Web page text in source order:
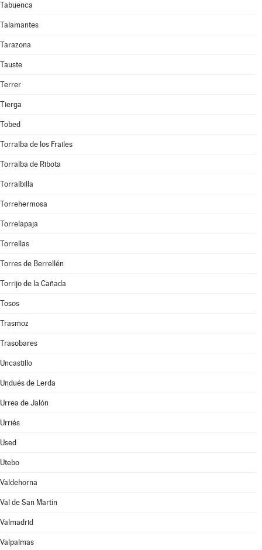
Tabuenca
Talamantes
Tarazona
Tauste
Terrer
Tierga
Tobed
Torralba de los Frailes
Torralba de Ribota
Torralbilla
Torrehermosa
Torrelapaja
Torrellas
Torres de Berrellén
Torrijo de la Cañada
Tosos
Trasmoz
Trasobares
Uncastillo
Undués de Lerda
Urrea de Jalón
Urriés
Used
Utebo
Valdehorna
Val de San Martín
Valmadrid
Valpalmas